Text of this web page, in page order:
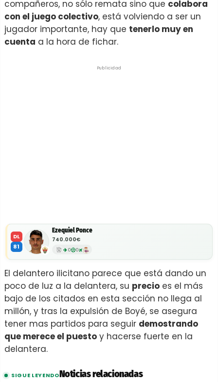
compañeros, no sólo remata sino que colabora
con el juego colectivo, está volviendo a ser un
jugador importante, hay que tenerlo muy en
cuenta a la hora de fichar.
Publicidad
DL
81
Ezequiel Ponce
740.000€
0 0
El delantero ilicitano parece que está dando un
poco de luz a la delantera, su precio es el más
bajo de los citados en esta sección no llega al
millón, y tras la expulsión de Boyé, se asegura
tener mas partidos para seguir demostrando
que merece el puesto y hacerse fuerte en la
delantera.
SIGUE LEYENDONoticias relacionadas